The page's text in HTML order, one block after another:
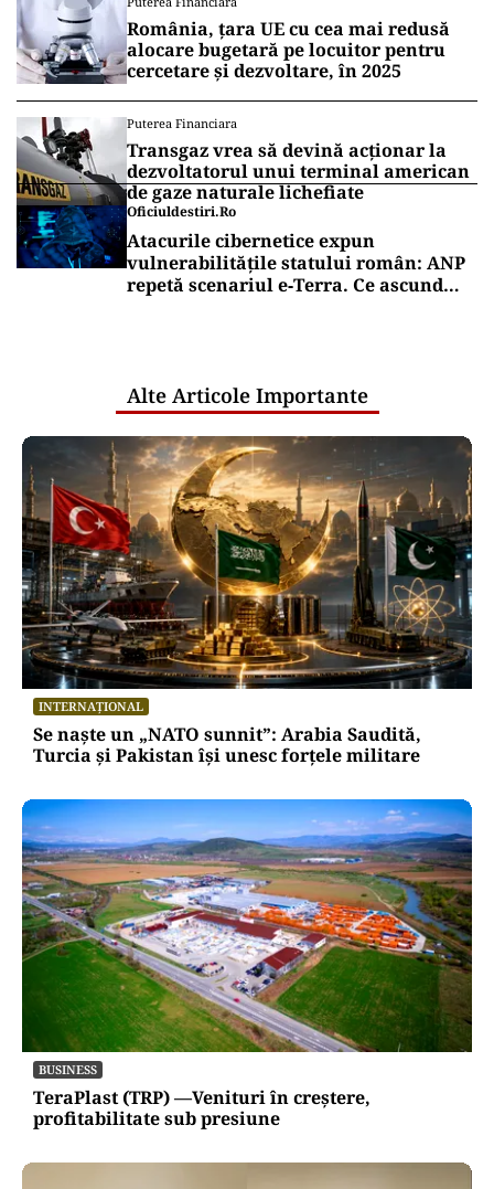
România, țara UE cu cea mai redusă
alocare bugetară pe locuitor pentru
cercetare și dezvoltare, în 2025
Puterea Financiara
Transgaz vrea să devină acționar la
dezvoltatorul unui terminal american
de gaze naturale lichefiate
Oficiuldestiri.ro
Atacurile cibernetice expun
vulnerabilitățile statului român: ANP
repetă scenariul e‑Terra. Ce ascund
Alte Articole Importante
INTERNAȚIONAL
Se naște un „NATO sunnit”: Arabia Saudită,
Turcia și Pakistan își unesc forțele militare
BUSINESS
TeraPlast (TRP) —Venituri în creștere,
profitabilitate sub presiune